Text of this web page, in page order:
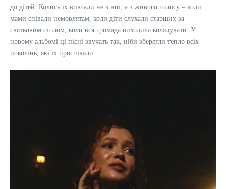
до дітей. Колись їх вивчали не з нот, а з живого голосу – коли
мами співали немовлятам, коли діти слухали старших за
святковим столом, коли вся громада виходила колядувати. У
новому альбомі ці пісні звучать так, ніби зберегли тепло всіх
поколінь, які їх проспівали.